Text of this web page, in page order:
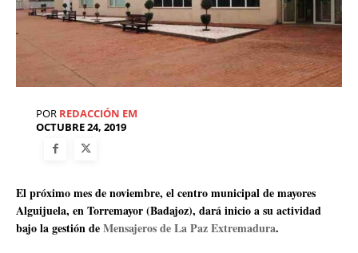
POR REDACCIÓN EM
OCTUBRE 24, 2019
El próximo mes de noviembre, el centro municipal de mayores
Alguijuela, en Torremayor (Badajoz), dará inicio a su actividad
bajo la gestión deMensajeros de La Paz Extremadura.